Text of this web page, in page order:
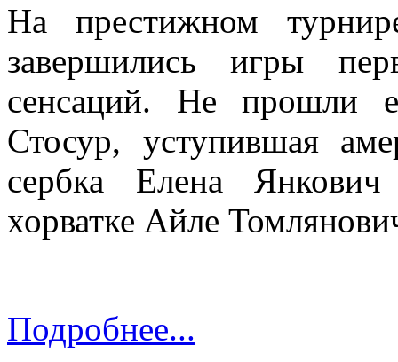
На престижном
завершились игры
сенсаций. Не прошли
Стосур, уступившая
сербка Елена
хорватке Айле
Подробнее...